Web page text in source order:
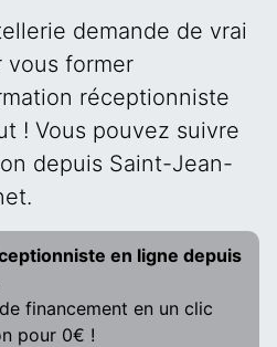
demande de vrai
vous former
réceptionniste
! Vous pouvez suivre
depuis Saint-Jean-
en ligne depuis
financement en un clic
pour 0€ !